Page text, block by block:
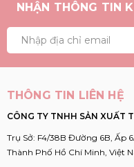
NHẬN THÔNG TIN
THÔNG TIN LIÊN HỆ
CÔNG TY TNHH SẢN XUẤT
Trụ Sở: F4/38B Đường 6B, Ấp
Thành Phố Hồ Chí Minh, Việt